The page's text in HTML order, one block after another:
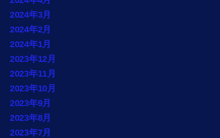
2024年3月
2024年2月
2024年1月
2023年12月
2023年11月
2023年10月
2023年9月
2023年8月
2023年7月